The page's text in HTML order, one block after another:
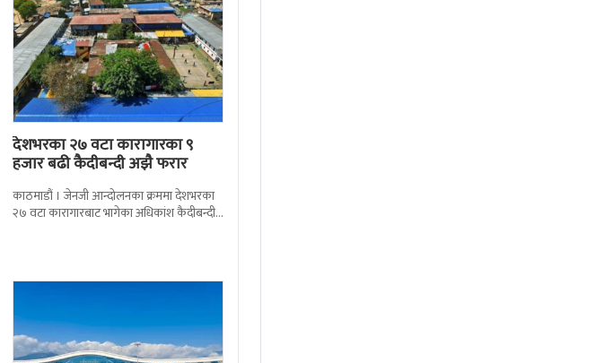
देशभरका २७ वटा कारागारका ९
हजार बढी कैदीबन्दी अझै फरार
काठमाडौं । जेनजी आन्दोलनका क्रममा देशभरका
२७ वटा कारागारबाट भागेका अधिकांश कैदीबन्दी